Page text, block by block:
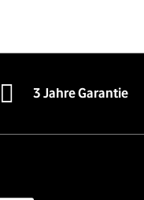
3 Jahre Garantie